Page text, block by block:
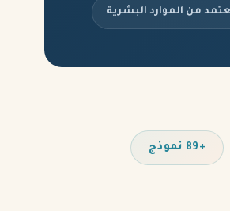
من الموارد البشرية
+89 نموذج